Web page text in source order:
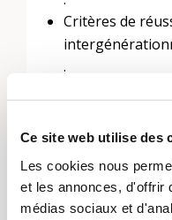
Ce site web utilise des
Les cookies nous
et les annonces, d'offrir
médias sociaux et
Critères de
.
L'espace de
en réseau.
Quand ?